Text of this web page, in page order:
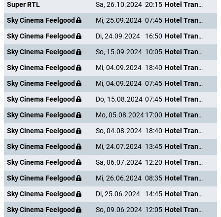
Super RTL
Sa, 26.10.2024 20:15
Hotel Transsilvanien 2
Sky Cinema Feelgood
Mi, 25.09.2024 07:45
Hotel Transsilvanien 2
Sky Cinema Feelgood
Di, 24.09.2024 16:50
Hotel Transsilvanien 2
Sky Cinema Feelgood
So, 15.09.2024 10:05
Hotel Transsilvanien 2
Sky Cinema Feelgood
Mi, 04.09.2024 18:40
Hotel Transsilvanien 2
Sky Cinema Feelgood
Mi, 04.09.2024 07:45
Hotel Transsilvanien 2
Sky Cinema Feelgood
Do, 15.08.2024 07:45
Hotel Transsilvanien 2
Sky Cinema Feelgood
Mo, 05.08.202417:00
Hotel Transsilvanien 2
Sky Cinema Feelgood
So, 04.08.2024 18:40
Hotel Transsilvanien 2
Sky Cinema Feelgood
Mi, 24.07.2024 13:45
Hotel Transsilvanien 2
Sky Cinema Feelgood
Sa, 06.07.2024 12:20
Hotel Transsilvanien 2
Sky Cinema Feelgood
Mi, 26.06.2024 08:35
Hotel Transsilvanien 2
Sky Cinema Feelgood
Di, 25.06.2024 14:45
Hotel Transsilvanien 2
Sky Cinema Feelgood
So, 09.06.2024 12:05
Hotel Transsilvanien 2